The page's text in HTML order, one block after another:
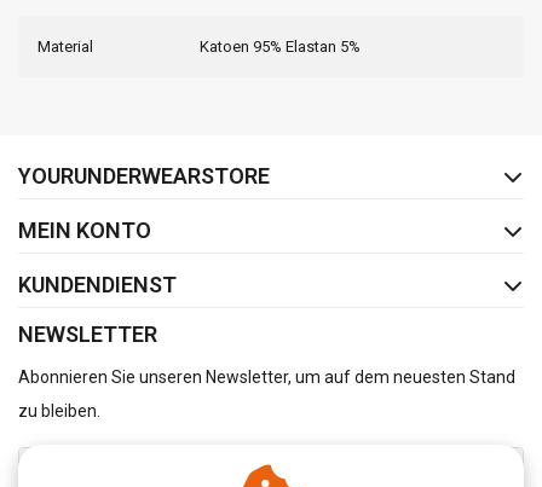
Material Katoen 95% Elastan 5%
YOURUNDERWEARSTORE
MEIN KONTO
KUNDENDIENST
NEWSLETTER
Abonnieren Sie unseren Newsletter, um auf dem neuesten Stand
zu bleiben.